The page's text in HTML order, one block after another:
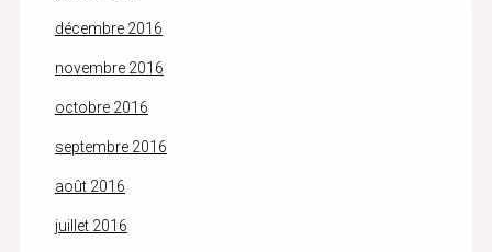
décembre 2016
novembre 2016
octobre 2016
septembre 2016
août 2016
juillet 2016